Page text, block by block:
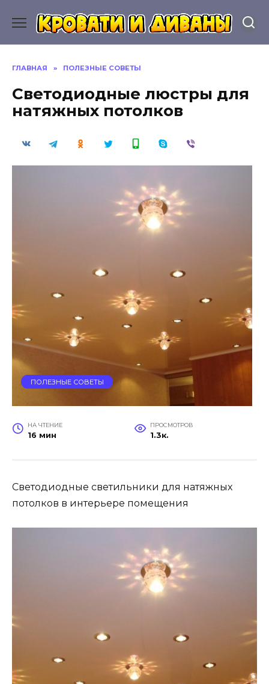
содержанию
ГЛАВНАЯ » ПОЛЕЗНЫЕ СОВЕТЫ
Светодиодные люстры для
натяжных потолков
ПОЛЕЗНЫЕ СОВЕТЫ
НА ЧТЕНИЕ
16 мин
ПРОСМОТРОВ
1.3к.
Светодиодные светильники для натяжных
потолков в интерьере помещения